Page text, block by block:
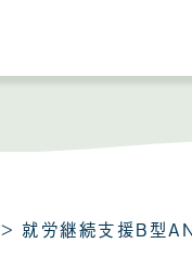
> 就労継続支援B型